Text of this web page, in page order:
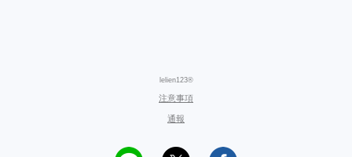
lelien123®
注意事項
通報